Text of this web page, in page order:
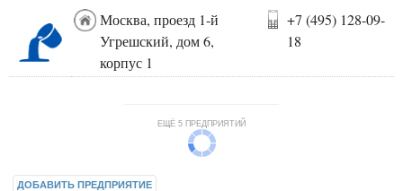
Москва, проезд 1-й
Угрешский, дом 6,
корпус 1
+7 (495) 128-09-
18
ЕЩЁ 5 ПРЕДПРИЯТИЙ
ДОБАВИТЬ ПРЕДПРИЯТИЕ